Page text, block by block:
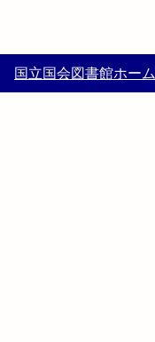
国立国会図書館ホーム